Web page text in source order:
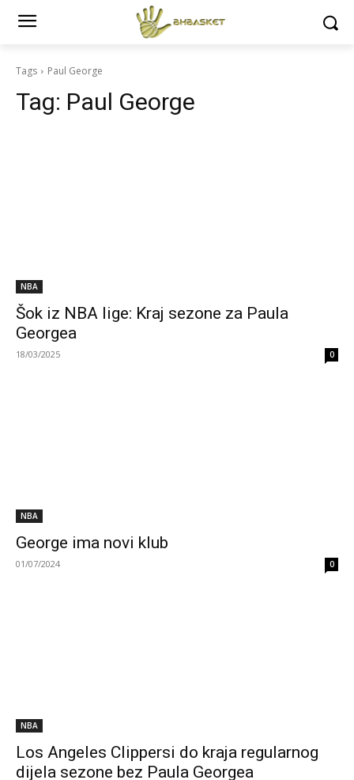
Tags Paul George
Tag: Paul George
NBA
Šok iz NBA lige: Kraj sezone za Paula
Georgea
18/03/2025 0
NBA
George ima novi klub
01/07/2024 0
NBA
Los Angeles Clippersi do kraja regularnog
dijela sezone bez Paula Georgea